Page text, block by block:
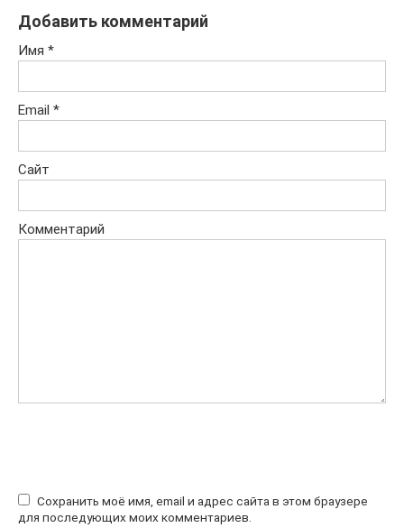
Добавить комментарий
Имя *
Email *
Сайт
Комментарий
Сохранить моё имя, email и адрес сайта в этом браузере
для последующих моих комментариев.